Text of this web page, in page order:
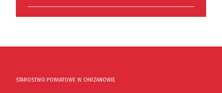
STAROSTWO POWIATOWE W CHRZANOWIE